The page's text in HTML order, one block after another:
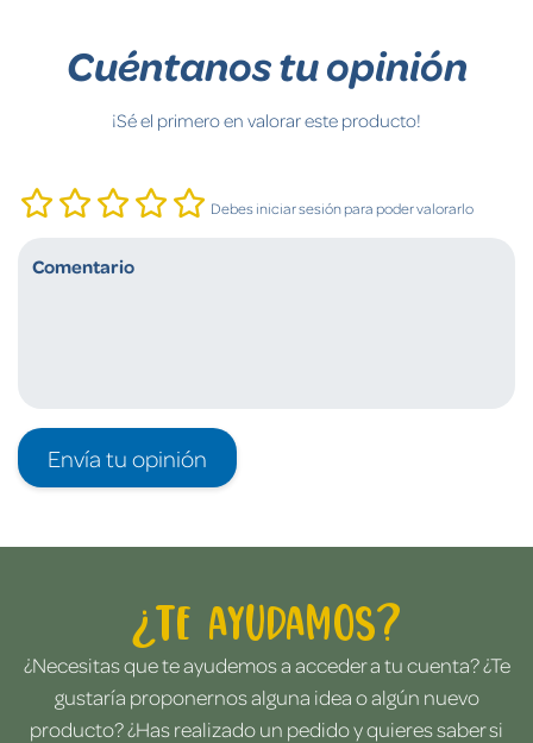
Cuéntanos tu opinión
¡Sé el primero en valorar este producto!
Debes iniciar sesión para poder valorarlo
Envía tu opinión
¿Te ayudamos?
¿Necesitas que te ayudemos a acceder a tu cuenta? ¿Te
gustaría proponernos alguna idea o algún nuevo
producto? ¿Has realizado un pedido y quieres saber si